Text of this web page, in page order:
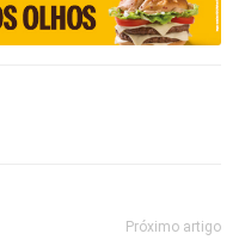
Próximo artigo